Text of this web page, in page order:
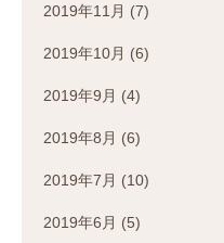
2019年11月 (7)
2019年10月 (6)
2019年9月 (4)
2019年8月 (6)
2019年7月 (10)
2019年6月 (5)